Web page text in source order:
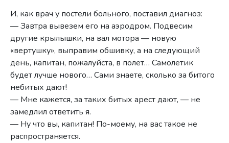
И, как врач у постели больного, поставил диагноз:
— Завтра вывезем его на аэродром. Подвесим
другие крылышки, на вал мотора — новую
«вертушку», выправим обшивку, а на следующий
день, капитан, пожалуйста, в полет… Самолетик
будет лучше нового… Сами знаете, сколько за битого
небитых дают!
— Мне кажется, за таких битых арест дают, — не
замедлил ответить я.
— Ну что вы, капитан! По-моему, на вас такое не
распространяется.